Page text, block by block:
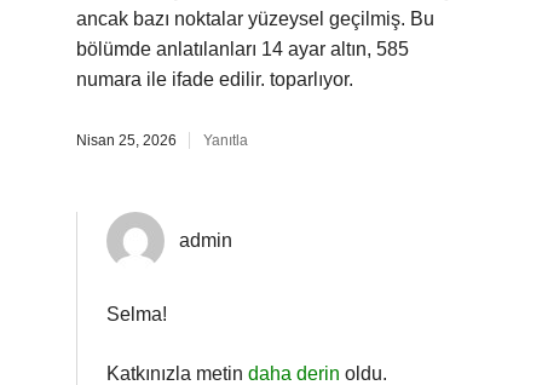
ancak bazı noktalar yüzeysel geçilmiş. Bu
bölümde anlatılanları 14 ayar altın, 585
numara ile ifade edilir. toparlıyor.
Nisan 25, 2026 Yanıtla
admin
Selma!
Katkınızla metin daha derin oldu.